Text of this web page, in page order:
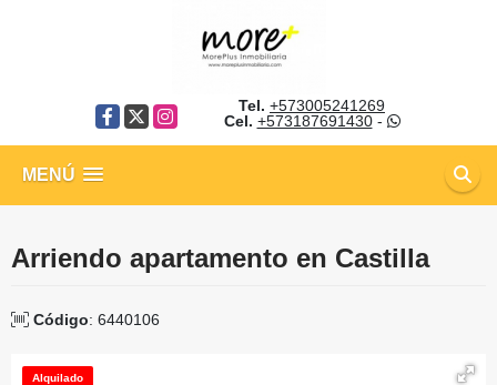
Facebook
X Instagram
Tel. +573005241269
Cel. +573187691430-
MENÚ
Arriendo apartamento en Castilla
Código: 6440106
Alquilado